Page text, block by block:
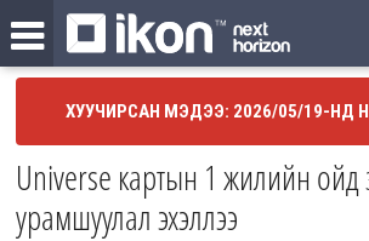
ХУУЧИРСАН МЭДЭЭ: 2026/05/19-НД
Universe картын 1 жилийн ойд
урамшуулал эхэллээ